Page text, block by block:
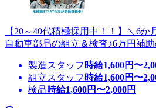
【20～40代積極採用中！！】＼6か
自動車部品の組立＆検査♪6万円補
製造スタッフ 時給1,600円〜
組立スタッフ 時給1,600円〜
検品時給1,600円〜2,000円